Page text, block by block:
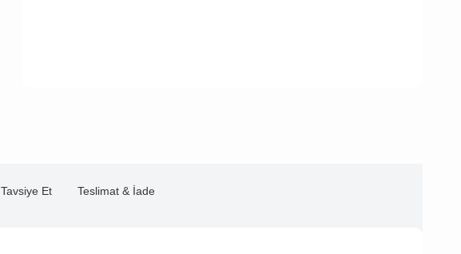
Tavsiye Et Teslimat & İade